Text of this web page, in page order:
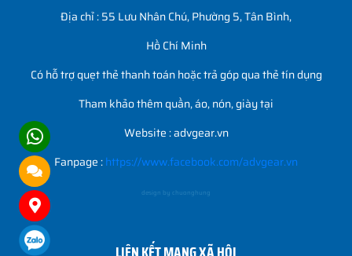
Địa chỉ : 55 Lưu Nhân Chú, Phường 5, Tân Bình,
Hồ Chí Minh
Có hỗ trợ quẹt thẻ thanh toán hoặc trả góp qua thẻ tín dụng
Tham khảo thêm quần, áo, nón, giày tại
Website : advgear.vn
Fanpage :https://www.facebook.com/advgear.vn
design by chuonghung